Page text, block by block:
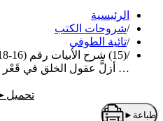
الرئيسية
/شروحات الكتب
/تائية الطوفي
/
… أزلَّ عقول الخلق في قَعْر
تحميل
طباعة ►